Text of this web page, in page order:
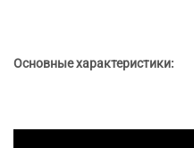
Основные характеристики: